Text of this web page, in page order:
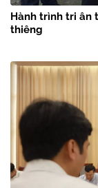
Hành trình tri ân
thiêng